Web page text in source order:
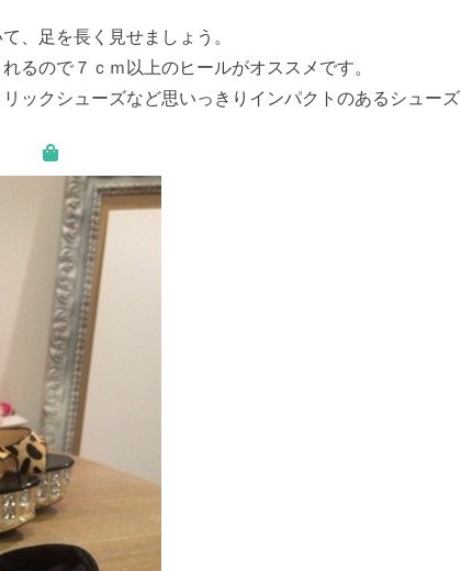
、足を長く見せましょう。
るので７ｃｍ以上のヒールがオススメです。
ックシューズなど思いっきりインパクトのあるシューズ